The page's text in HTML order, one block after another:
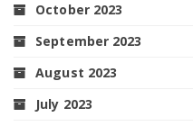
October 2023
September 2023
August 2023
July 2023